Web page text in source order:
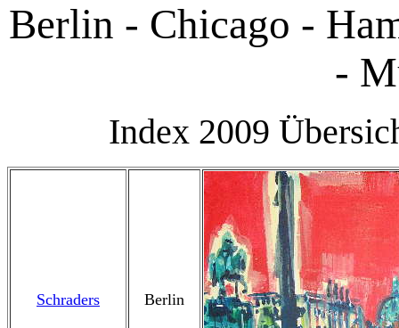
Berlin - Chicago -
-
Index 2009
Schraders Berlin